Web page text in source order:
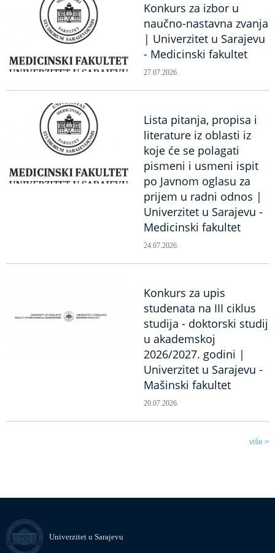
Konkurs za izbor u
naučno-nastavna zvanja
| Univerzitet u Sarajevu
- Medicinski fakultet
27.07.2026.
Lista pitanja, propisa i
literature iz oblasti iz
koje će se polagati
pismeni i usmeni ispit
po Javnom oglasu za
prijem u radni odnos |
Univerzitet u Sarajevu -
Medicinski fakultet
24.07.2026.
Konkurs za upis
studenata na III ciklus
studija - doktorski studij
u akademskoj
2026/2027. godini |
Univerzitet u Sarajevu -
Mašinski fakultet
20.07.2026.
više >
Univerzitet u Sarajevu